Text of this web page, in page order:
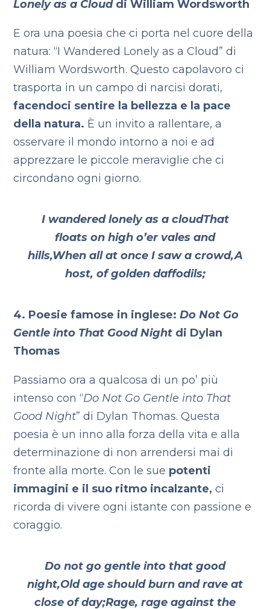
Lonely as a Cloud di William Wordsworth
E ora una poesia che ci porta nel cuore della
natura: “I Wandered Lonely as a Cloud” di
William Wordsworth. Questo capolavoro ci
trasporta in un campo di narcisi dorati,
facendoci sentire la bellezza e la pace
della natura. È un invito a rallentare, a
osservare il mondo intorno a noi e ad
apprezzare le piccole meraviglie che ci
circondano ogni giorno.
I wandered lonely as a cloudThat
floats on high o’er vales and
hills,When all at once I saw a crowd,A
host, of golden daffodils;
4. Poesie famose in inglese:Do Not Go
Gentle into That Good Night di Dylan
Thomas
Passiamo ora a qualcosa di un po’ più
intenso con “Do Not Go Gentle into That
Good Night” di Dylan Thomas. Questa
poesia è un inno alla forza della vita e alla
determinazione di non arrendersi mai di
fronte alla morte. Con le sue potenti
immagini e il suo ritmo incalzante, ci
ricorda di vivere ogni istante con passione e
coraggio.
Do not go gentle into that good
night,Old age should burn and rave at
close of day;Rage, rage against the